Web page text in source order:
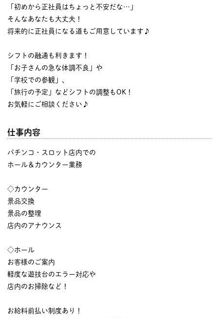
「初めから正社員はちょっと不安だな…」
そんなあなたも大丈夫！
将来的に正社員になる道もご用意しています♪
シフトの融通も利きます！
「お子さんの急な体調不良」や
「学校での参観」、
「旅行の予定」などシフトの調整もOK！
お気軽にご相談ください♪
仕事内容
パチンコ・スロット店内での
ホール＆カウンター業務
◇カウンター
景品交換
景品の整理
店内のアナウンス
◇ホール
お客様のご案内
軽度な遊技台のエラー対応や
店内のお掃除など！
お給料前払い制度あり！